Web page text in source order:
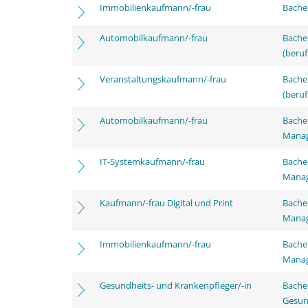
Immobilienkaufmann/-frau
Automobilkaufmann/-frau
Veranstaltungskaufmann/-frau
Automobilkaufmann/-frau
IT-Systemkaufmann/-frau
Kaufmann/-frau Digital und Print
Immobilienkaufmann/-frau
Gesundheits- und Krankenpfleger/-in